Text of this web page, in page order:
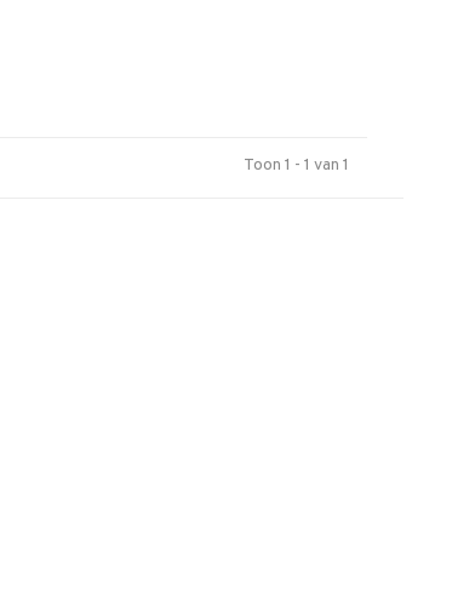
Toon 1 - 1 van 1